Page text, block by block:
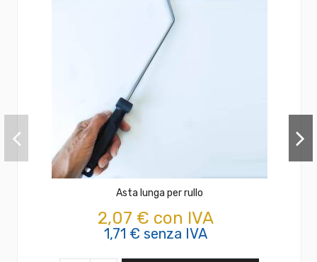
Asta lunga per rullo
2,07 € con IVA
1,71 € senza IVA